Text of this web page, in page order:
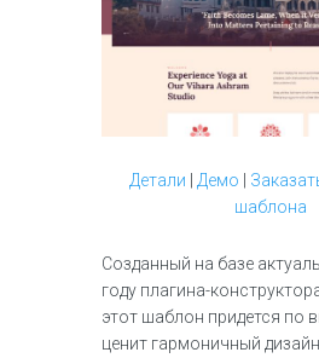
Детали Демо
шаблона
Созданный на базе
году плагина-
этот шаблон придется по
ценит гармоничный